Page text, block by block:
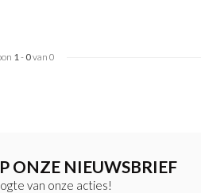
1- 0van 0
ONZE NIEUWSBRIEF
van onze acties!